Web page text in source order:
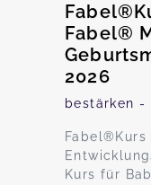
Fabel®
2026
bestärken
Fabel®️Kurs
Kurs für